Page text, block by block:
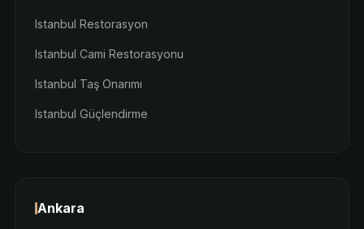
Istanbul Restorasyon
Istanbul Cami Restorasyonu
Istanbul Taş Onarımı
Istanbul Güçlendirme
Ankara